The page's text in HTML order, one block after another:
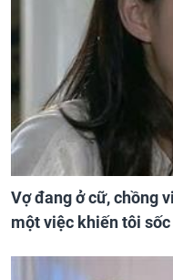
Vợ đang ở cữ, chồng
một việc khiến tôi sốc